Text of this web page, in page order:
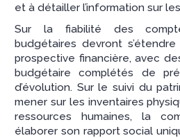
et à détailler l’information sur
Sur la fiabilité des
budgétaires devront
prospective financière, avec
budgétaire complétés de
d’évolution. Sur le suivi du
mener sur les inventaires
ressources humaines, la
élaborer son rapport social